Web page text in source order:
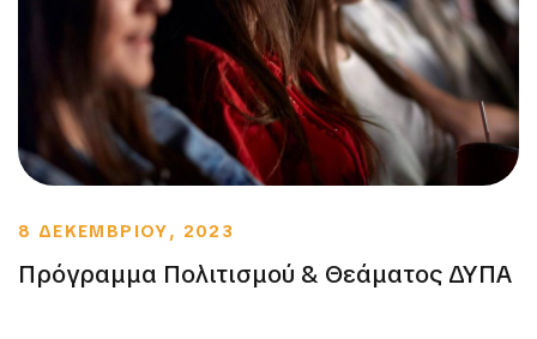
8 ΔΕΚΕΜΒΡΙΟΥ, 2023
Πρόγραμμα Πολιτισμού & Θεάματος ΔΥΠΑ